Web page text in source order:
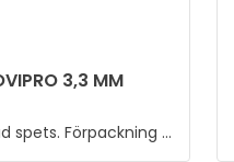
3,3 MM
spets. Förpackning i